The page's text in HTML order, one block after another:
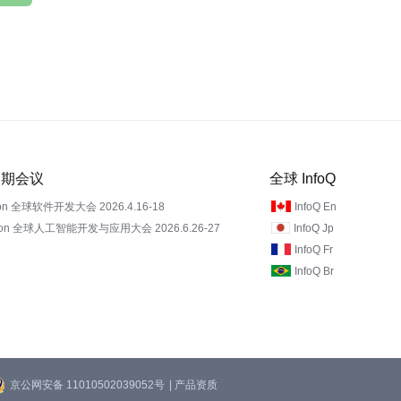
会议
全球软件开发大会 2026.4.16-18
全球人工智能开发与应用大会 2026.6.26-27
全球 InfoQ
InfoQ En
InfoQ Jp
InfoQ Fr
InfoQ Br
京公网安备 11010502039052号 | 产品资质